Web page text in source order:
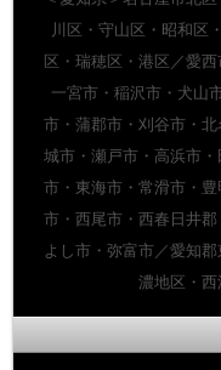
川区・守山区・昭和区
区・瑞穂区・港区／愛
一宮市・稲沢市・犬山
市・蒲郡市・刈谷市・
城市・瀬戸市・高浜市
市・東海市・常滑市・
市・西尾市・西春日井
よし市・弥富市／愛知
濃地区・